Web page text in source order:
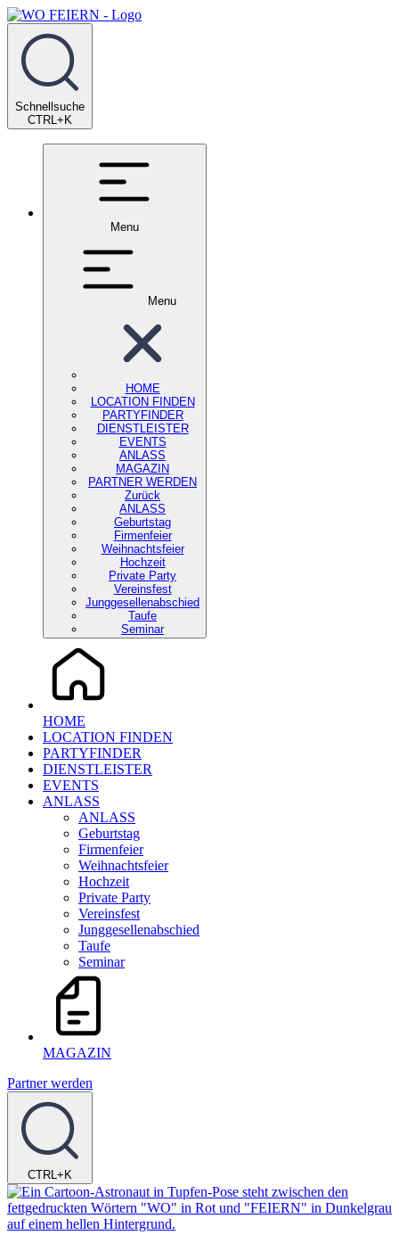
Schnellsuche
CTRL+K
Menu
Menu
HOME
LOCATION FINDEN
PARTYFINDER
DIENSTLEISTER
EVENTS
ANLASS
MAGAZIN
PARTNER WERDEN
Zurück
ANLASS
Geburtstag
Firmenfeier
Weihnachtsfeier
Hochzeit
Private Party
Vereinsfest
Junggesellenabschied
Taufe
Seminar
HOME
LOCATION FINDEN
PARTYFINDER
DIENSTLEISTER
EVENTS
ANLASS
ANLASS
Geburtstag
Firmenfeier
Weihnachtsfeier
Hochzeit
Private Party
Vereinsfest
Junggesellenabschied
Taufe
Seminar
MAGAZIN
Partner werden
CTRL+K